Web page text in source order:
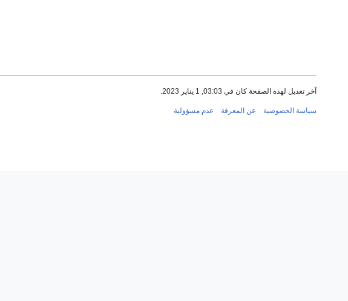
آخر تعديل لهذه الصفحة كان في 03:03, 1 يناير 2023.
سياسة الخصوصية عن المعرفة عدم مسؤولية